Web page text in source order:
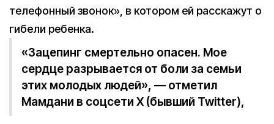
телефонный звонок», в котором ей расскажут о
гибели ребенка.
«Зацепинг смертельно опасен. Мое
сердце разрывается от боли за семьи
этих молодых людей», — отметил
Мамдани в соцсети X (бывший Twitter),